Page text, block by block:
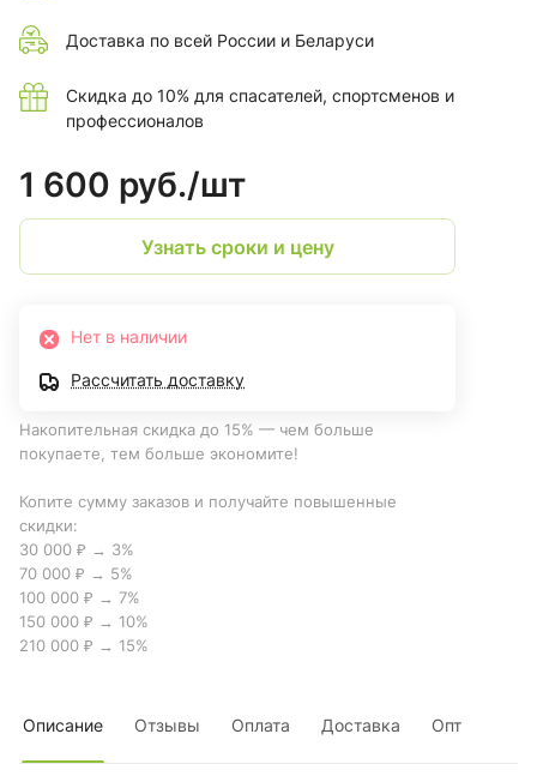
Доставка по всей России и Беларуси
Скидка до 10% для спасателей, спортсменов и
профессионалов
1 600 руб./шт
Узнать сроки и цену
Нет в наличии
Рассчитать доставку
Накопительная скидка до 15% — чем больше
покупаете, тем больше экономите!
Копите сумму заказов и получайте повышенные
скидки:
30 000 ₽ → 3%
70 000 ₽ → 5%
100 000 ₽ → 7%
150 000 ₽ → 10%
210 000 ₽ → 15%
Описание Отзывы Оплата Доставка Опт